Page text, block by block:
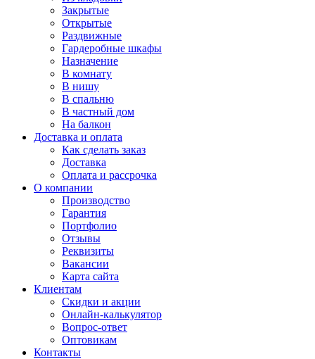
Закрытые
Открытые
Раздвижные
Гардеробные шкафы
Назначение
В комнату
В нишу
В спальню
В частный дом
На балкон
Доставка и оплата
Как сделать заказ
Доставка
Оплата и рассрочка
О компании
Производство
Гарантия
Портфолио
Отзывы
Реквизиты
Вакансии
Карта сайта
Клиентам
Скидки и акции
Онлайн-калькулятор
Вопрос-ответ
Оптовикам
Контакты